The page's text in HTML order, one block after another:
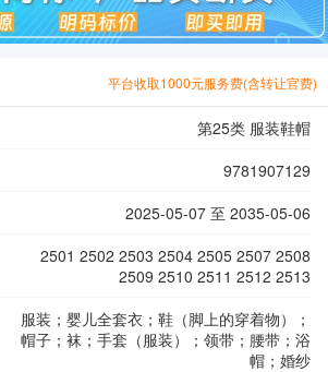
平台收取1000元服务费(含转让官费)
第25类 服装鞋帽
9781907129
2025-05-07 至 2035-05-06
2501 2502 2503 2504 2505 2507 2508
2509 2510 2511 2512 2513
服装；婴儿全套衣；鞋（脚上的穿着物）；
帽子；袜；手套（服装）；领带；腰带；浴
帽；婚纱